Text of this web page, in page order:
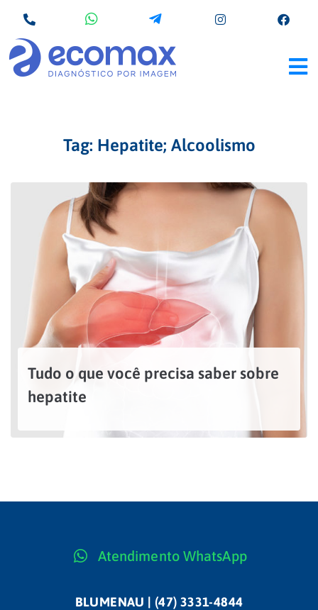
Tag: Hepatite; Alcoolismo
Tudo o que você precisa saber sobre
hepatite
Atendimento WhatsApp
BLUMENAU | (47) 3331-4844